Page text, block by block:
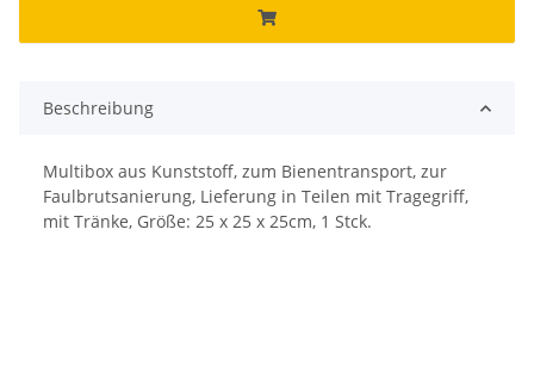
Beschreibung
Multibox aus Kunststoff, zum Bienentransport, zur
Faulbrutsanierung, Lieferung in Teilen mit Tragegriff,
mit Tränke, Größe: 25 x 25 x 25cm, 1 Stck.